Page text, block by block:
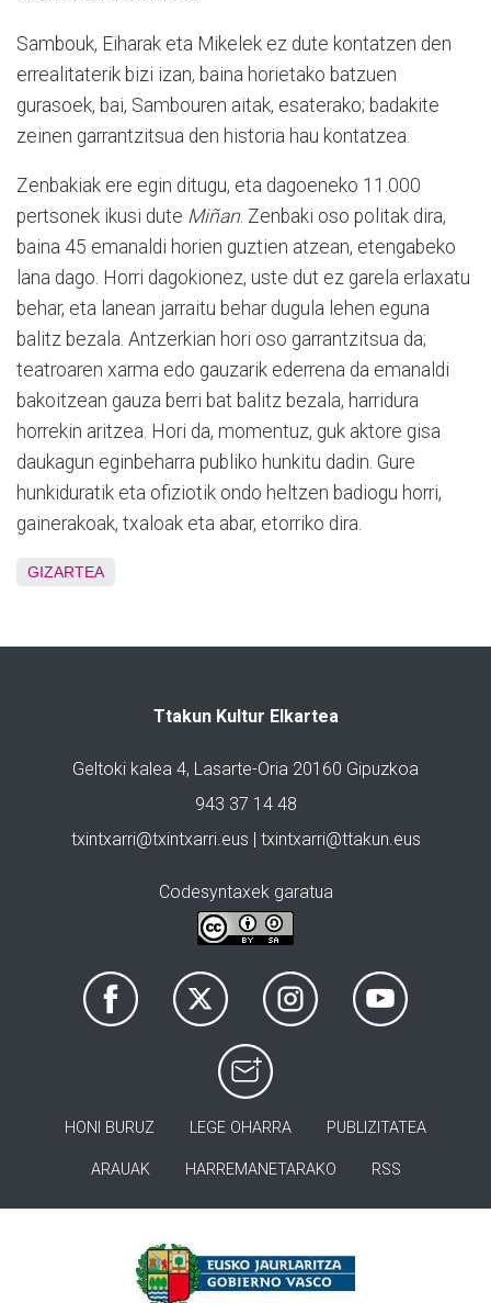
Sambouk, Eiharak eta Mikelek ez dute kontatzen den
errealitaterik bizi izan, baina horietako batzuen
gurasoek, bai, Sambouren aitak, esaterako; badakite
zeinen garrantzitsua den historia hau kontatzea.
Zenbakiak ere egin ditugu, eta dagoeneko 11.000
pertsonek ikusi dute Miñan. Zenbaki oso politak dira,
baina 45 emanaldi horien guztien atzean, etengabeko
lana dago. Horri dagokionez, uste dut ez garela erlaxatu
behar, eta lanean jarraitu behar dugula lehen eguna
balitz bezala. Antzerkian hori oso garrantzitsua da;
teatroaren xarma edo gauzarik ederrena da emanaldi
bakoitzean gauza berri bat balitz bezala, harridura
horrekin aritzea. Hori da, momentuz, guk aktore gisa
daukagun eginbeharra publiko hunkitu dadin. Gure
hunkiduratik eta ofiziotik ondo heltzen badiogu horri,
gainerakoak, txaloak eta abar, etorriko dira.
GIZARTEA
Ttakun Kultur Elkartea
Geltoki kalea 4, Lasarte-Oria 20160 Gipuzkoa
943 37 14 48
txintxarri@txintxarri.eus | txintxarri@ttakun.eus
Codesyntaxek garatua
HONI BURUZ LEGE OHARRA PUBLIZITATEA
ARAUAK HARREMANETARAKO RSS